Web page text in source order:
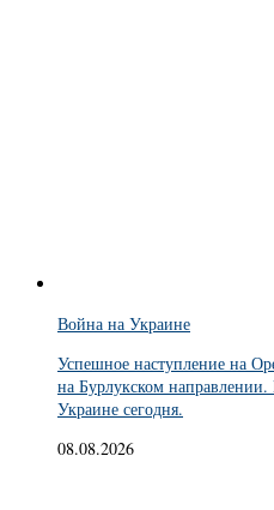
Война на Украине
Успешное наступление на
на Бурлукском
Украине сегодня.
08.08.2026